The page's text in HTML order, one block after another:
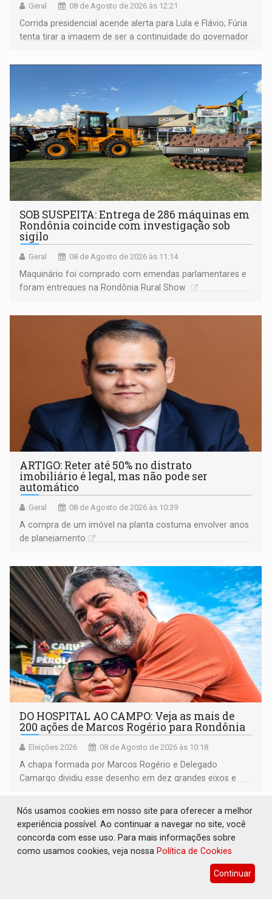
Geral 08 de Agosto de 2026 às 12:21
Corrida presidencial acende alerta para Lula e Flávio; Fúria
tenta tirar a imagem de ser a continuidade do governador
não ter entrado no modo eleição; ABAV faz evento em
SOB SUSPEITA: Entrega de 286 máquinas em
Rondônia coincide com investigação sob
sigilo
Geral 08 de Agosto de 2026 às 11:14
Maquinário foi comprado com emendas parlamentares e
foram entregues na Rondônia Rural Show
ARTIGO: Reter até 50% no distrato
imobiliário é legal, mas não pode ser
automático
Geral 08 de Agosto de 2026 às 10:39
A compra de um imóvel na planta costuma envolver anos
de planejamento
DO HOSPITAL AO CAMPO: Veja as mais de
200 ações de Marcos Rogério para Rondônia
Eleições 2026 08 de Agosto de 2026 às 10:18
A chapa formada por Marcos Rogério e Delegado
Camargo dividiu esse desenho em dez grandes eixos e
Nós usamos cookies em nosso site para oferecer a melhor
experiência possível. Ao continuar a navegar no site, você
concorda com esse uso. Para mais informações sobre
como usamos cookies, veja nossa Política de Cookies
Continuar